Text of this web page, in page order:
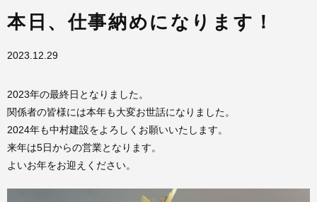
本日、仕事納めになります！
2023.12.29
2023年の最終日となりました。
関係者の皆様には本年も大変お世話になりました。
2024年も中村建設をよろしくお願いいたします。
来年は5日からの営業となります。
よいお年をお迎えください。